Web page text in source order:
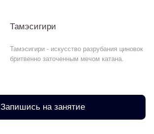
Тамэсигири
Тамэсигири - искусство разрубания циновок
бритвенно заточенным мечом катана.
Запишись на занятие